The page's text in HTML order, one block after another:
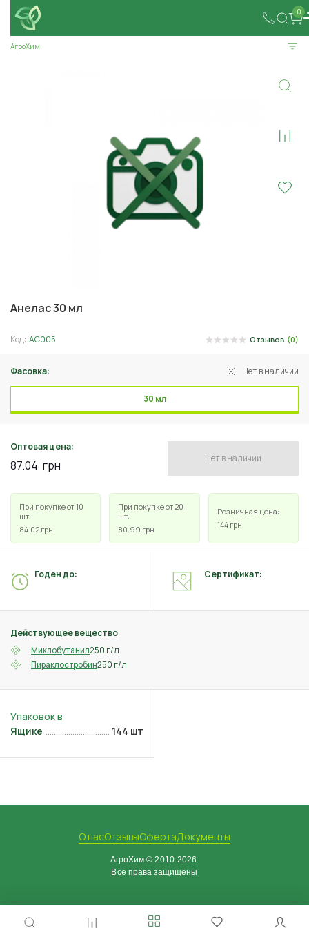
0
АгроХим
Анелас 30 мл
Код: АС005 Отзывов (0)
Фасовка: Нет в наличии
30 мл
Оптовая цена:
87.04 грн Нет в наличии
При покупке от 10
шт:
84.02 грн
При покупке от 20
шт:
80.99 грн
Розничная цена:
144 грн
Действующее вещество
Миклобутанил250 г/л
Пираклостробин250 г/л
Годен до: Сертификат:
Ящике 144 шт
О насОтзывыОфертаДокументы
АгроХим © 2010-2026.
Все права защищены